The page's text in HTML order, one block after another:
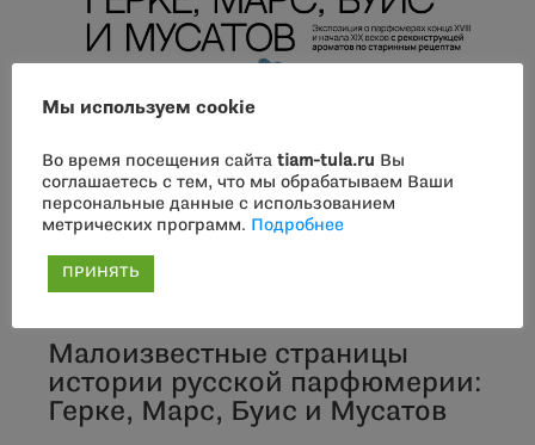
Малоизвестные страницы
истории русской парфюмерии:
Герке, Марс, Буис и Мусатов
Мы используем cookie
Во время посещения сайта tiam-tula.ru Вы
соглашаетесь с тем, что мы обрабатываем Ваши
персональные данные с использованием
метрических программ.
Подробнее
ПРИНЯТЬ